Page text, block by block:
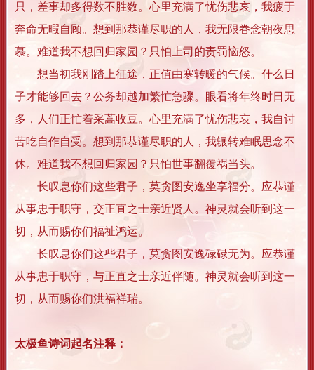
只，差事却多得数不胜数。心里充满了忧伤悲哀，我疲于
奔命无暇自顾。想到那恭谨尽职的人，我无限眷念朝夜思
慕。难道我不想回归家园？只怕上司的责罚恼怒。
想当初我刚踏上征途，正值由寒转暖的气候。什么日
子才能够回去？公务却越加繁忙急骤。眼看将年终时日无
多，人们正忙着采蒿收豆。心里充满了忧伤悲哀，我自讨
苦吃自作自受。想到那恭谨尽职的人，我辗转难眠思念不
休。难道我不想回归家园？只怕世事翻覆祸当头。
长叹息你们这些君子，莫贪图安逸坐享福分。应恭谨
从事忠于职守，交正直之士亲近贤人。神灵就会听到这一
切，从而赐你们福祉鸿运。
长叹息你们这些君子，莫贪图安逸碌碌无为。应恭谨
从事忠于职守，与正直之士亲近伴随。神灵就会听到这一
切，从而赐你们洪福祥瑞。
太极鱼诗词起名注释：